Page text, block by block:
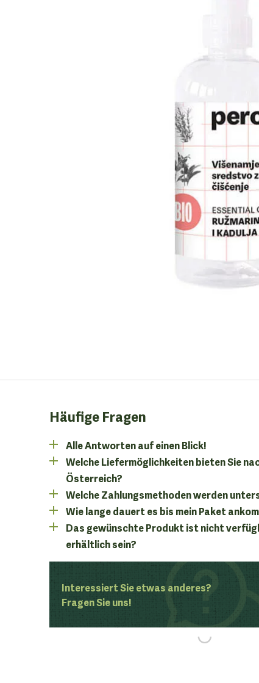
Häufige Fragen
Alle Antworten auf einen Blick!
Welche Liefermöglichkeiten bieten Sie
Österreich?
Welche Zahlungsmethoden werden
Wie lange dauert es bis mein Paket
Das gewünschte Produkt ist nicht
erhältlich sein?
Interessiert Sie etwas anderes?
Fragen Sie uns!